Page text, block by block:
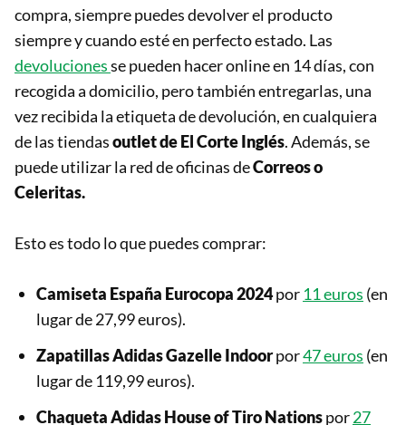
compra, siempre puedes devolver el producto
siempre y cuando esté en perfecto estado. Las
devolucionesse pueden hacer online en 14 días, con
recogida a domicilio, pero también entregarlas, una
vez recibida la etiqueta de devolución, en cualquiera
de las tiendasoutlet de El Corte Inglés. Además, se
puede utilizar la red de oficinas deCorreos o
Celeritas.
Esto es todo lo que puedes comprar:
Camiseta España Eurocopa 2024por 11 euros (en
lugar de 27,99 euros).
Zapatillas Adidas Gazelle Indoorpor47 euros (en
lugar de 119,99 euros).
Chaqueta AdidasHouse of Tiro Nationspor27